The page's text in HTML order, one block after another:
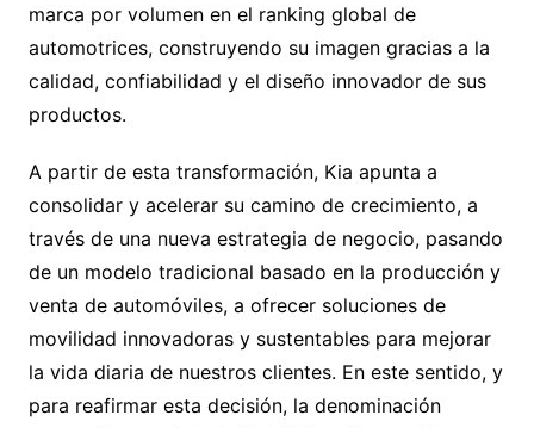
marca por volumen en el ranking global de
automotrices, construyendo su imagen gracias a la
calidad, confiabilidad y el diseño innovador de sus
productos.
A partir de esta transformación, Kia apunta a
consolidar y acelerar su camino de crecimiento, a
través de una nueva estrategia de negocio, pasando
de un modelo tradicional basado en la producción y
venta de automóviles, a ofrecer soluciones de
movilidad innovadoras y sustentables para mejorar
la vida diaria de nuestros clientes. En este sentido, y
para reafirmar esta decisión, la denominación